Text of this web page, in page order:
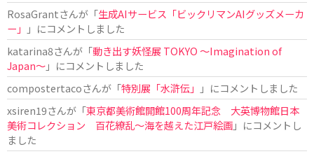
RosaGrantさんが「生成AIサービス「ビックリマンAIグッズメーカ
ー」
」にコメントしました
katarina8さんが「動き出す妖怪展 TOKYO 〜Imagination of
Japan〜」にコメントしました
compostertacoさんが「特別展「水滸伝」
」にコメントしました
xsiren19さんが「東京都美術館開館100周年記念 大英博物館日本
美術コレクション 百花繚乱～海を越えた江戸絵画」にコメントし
ました